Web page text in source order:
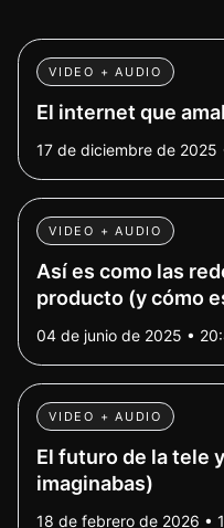
VIDEO + AUDIO
El internet que
17 de diciembre de 2025
VIDEO + AUDIO
Así es como las
producto (y cómo
04 de junio de 2025 •
VIDEO + AUDIO
El futuro de la tele
imaginabas)
18 de febrero de 2026 •